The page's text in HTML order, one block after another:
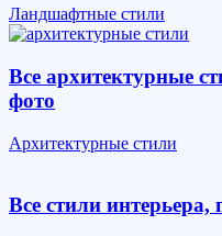
Ландшафтные стили
Все архитектурные
фото
Архитектурные стили
Все стили